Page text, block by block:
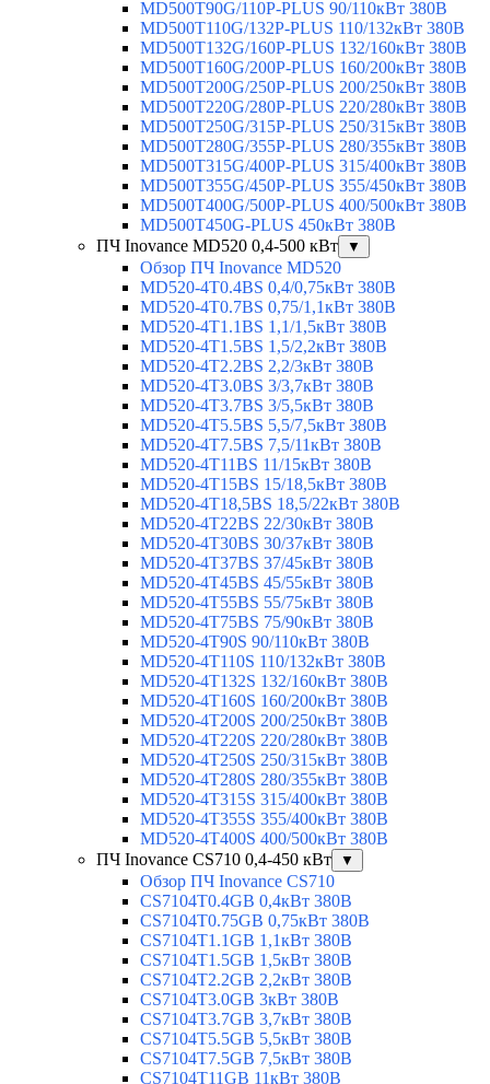
MD500T90G/110P-PLUS 90/110кВт 380В
MD500T110G/132P-PLUS 110/132кВт 380В
MD500T132G/160P-PLUS 132/160кВт 380В
MD500T160G/200P-PLUS 160/200кВт 380В
MD500T200G/250P-PLUS 200/250кВт 380В
MD500T220G/280P-PLUS 220/280кВт 380В
MD500T250G/315P-PLUS 250/315кВт 380В
MD500T280G/355P-PLUS 280/355кВт 380В
MD500T315G/400P-PLUS 315/400кВт 380В
MD500T355G/450P-PLUS 355/450кВт 380В
MD500T400G/500P-PLUS 400/500кВт 380В
MD500T450G-PLUS 450кВт 380В
ПЧ Inovance MD520 0,4-500 кВт
▼
Обзор ПЧ Inovance MD520
MD520-4T0.4BS 0,4/0,75кВт 380В
MD520-4T0.7BS 0,75/1,1кВт 380В
MD520-4T1.1BS 1,1/1,5кВт 380В
MD520-4T1.5BS 1,5/2,2кВт 380В
MD520-4T2.2BS 2,2/3кВт 380В
MD520-4T3.0BS 3/3,7кВт 380В
MD520-4T3.7BS 3/5,5кВт 380В
MD520-4T5.5BS 5,5/7,5кВт 380В
MD520-4T7.5BS 7,5/11кВт 380В
MD520-4T11BS 11/15кВт 380В
MD520-4T15BS 15/18,5кВт 380В
MD520-4T18,5BS 18,5/22кВт 380В
MD520-4T22BS 22/30кВт 380В
MD520-4T30BS 30/37кВт 380В
MD520-4T37BS 37/45кВт 380В
MD520-4T45BS 45/55кВт 380В
MD520-4T55BS 55/75кВт 380В
MD520-4T75BS 75/90кВт 380В
MD520-4T90S 90/110кВт 380В
MD520-4T110S 110/132кВт 380В
MD520-4T132S 132/160кВт 380В
MD520-4T160S 160/200кВт 380В
MD520-4T200S 200/250кВт 380В
MD520-4T220S 220/280кВт 380В
MD520-4T250S 250/315кВт 380В
MD520-4T280S 280/355кВт 380В
MD520-4T315S 315/400кВт 380В
MD520-4T355S 355/400кВт 380В
MD520-4T400S 400/500кВт 380В
ПЧ Inovance CS710 0,4-450 кВт
▼
Обзор ПЧ Inovance CS710
CS7104T0.4GB 0,4кВт 380В
CS7104T0.75GB 0,75кВт 380В
CS7104T1.1GB 1,1кВт 380В
CS7104T1.5GB 1,5кВт 380В
CS7104T2.2GB 2,2кВт 380В
CS7104T3.0GB 3кВт 380В
CS7104T3.7GB 3,7кВт 380В
CS7104T5.5GB 5,5кВт 380В
CS7104T7.5GB 7,5кВт 380В
CS7104T11GB 11кВт 380В